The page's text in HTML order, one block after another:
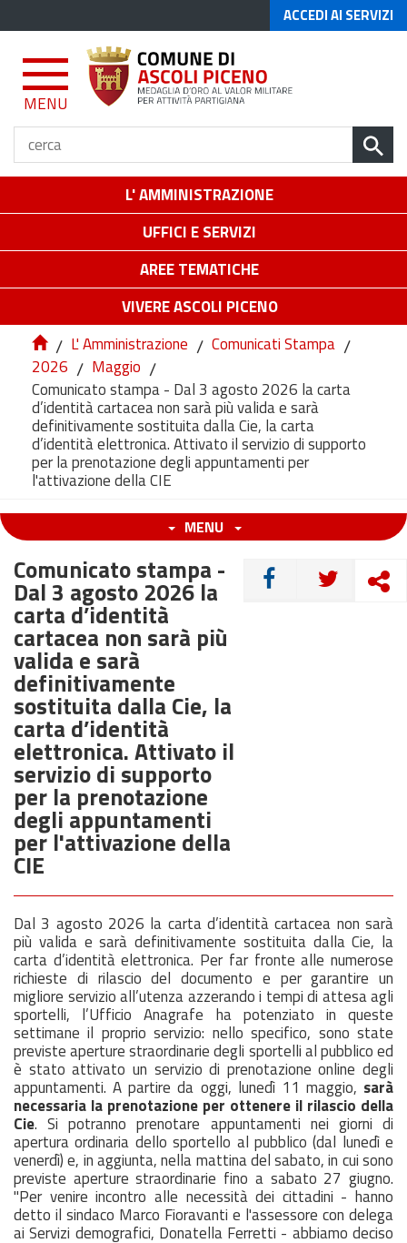
ACCEDI AI SERVIZI
MENU
L' AMMINISTRAZIONE
UFFICI E SERVIZI
AREE TEMATICHE
VIVERE ASCOLI PICENO
/ L' Amministrazione / Comunicati Stampa /
2026 / Maggio /
Comunicato stampa - Dal 3 agosto 2026 la carta
d’identità cartacea non sarà più valida e sarà
definitivamente sostituita dalla Cie, la carta
d’identità elettronica. Attivato il servizio di supporto
per la prenotazione degli appuntamenti per
l'attivazione della CIE
MENU
CONDIVIDI
Comunicato stampa -
Dal 3 agosto 2026 la
carta d’identità
cartacea non sarà più
valida e sarà
definitivamente
sostituita dalla Cie, la
carta d’identità
elettronica. Attivato il
servizio di supporto
per la prenotazione
degli appuntamenti
per l'attivazione della
CIE
Dal 3 agosto 2026 la carta d’identità cartacea non sarà
più valida e sarà definitivamente sostituita dalla Cie, la
carta d’identità elettronica. Per far fronte alle numerose
richieste di rilascio del documento e per garantire un
migliore servizio all’utenza azzerando i tempi di attesa agli
sportelli, l’Ufficio Anagrafe ha potenziato in queste
settimane il proprio servizio: nello specifico, sono state
previste aperture straordinarie degli sportelli al pubblico ed
è stato attivato un servizio di prenotazione online degli
appuntamenti. A partire da oggi, lunedì 11 maggio, sarà
necessaria la prenotazione per ottenere il rilascio della
Cie. Si potranno prenotare appuntamenti nei giorni di
apertura ordinaria dello sportello al pubblico (dal lunedì e
venerdì) e, in aggiunta, nella mattina del sabato, in cui sono
previste aperture straordinarie fino a sabato 27 giugno.
"Per venire incontro alle necessità dei cittadini - hanno
detto il sindaco Marco Fioravanti e l'assessore con delega
ai Servizi demografici, Donatella Ferretti - abbiamo deciso